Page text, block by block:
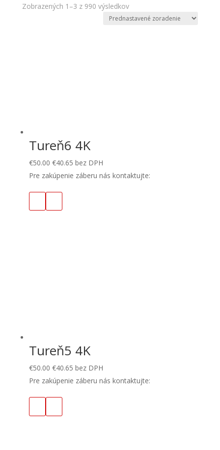
Zobrazených 1–3 z 990 výsledkov
Tureň6 4K
€50.00 €40.65 bez DPH
Pre zakúpenie záberu nás kontaktujte:
Tureň5 4K
€50.00 €40.65 bez DPH
Pre zakúpenie záberu nás kontaktujte: